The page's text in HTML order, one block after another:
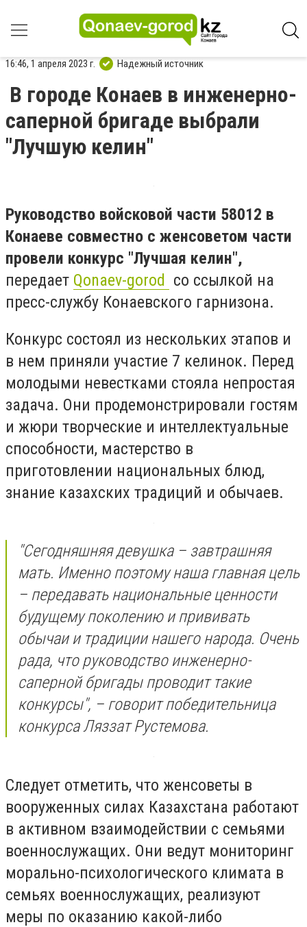
16:46, 1 апреля 2023 г. Надежный источник
В городе Конаев в инженерно-
саперной бригаде выбрали
"Лучшую келин"
Руководство войсковой части 58012 в
Конаеве совместно с женсоветом части
провели конкурс "Лучшая келин",
передает Qonaev-gorod со ссылкой на
пресс-службу Конаевского гарнизона.
Конкурс состоял из нескольких этапов и
в нем приняли участие 7 келинок. Перед
молодыми невестками стояла непростая
задача. Они продемонстрировали гостям
и жюри творческие и интеллектуальные
способности, мастерство в
приготовлении национальных блюд,
знание казахских традиций и обычаев.
"Сегодняшняя девушка – завтрашняя
мать. Именно поэтому наша главная цель
– передавать национальные ценности
будущему поколению и прививать
обычаи и традиции нашего народа. Очень
рада, что руководство инженерно-
саперной бригады проводит такие
конкурсы", – говорит победительница
конкурса Ляззат Рустемова.
Следует отметить, что женсоветы в
вооруженных силах Казахстана работают
в активном взаимодействии с семьями
военнослужащих. Они ведут мониторинг
морально-психологического климата в
семьях военнослужащих, реализуют
меры по оказанию какой-либо